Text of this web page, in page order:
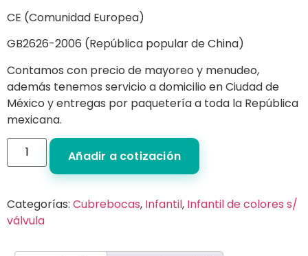
CE (Comunidad Europea)
GB2626-2006 (República popular de China)
Contamos con precio de mayoreo y menudeo,
además tenemos servicio a domicilio en Ciudad de
México y entregas por paquetería a toda la República
mexicana.
Añadir a cotización
Categorías: Cubrebocas, Infantil, Infantil de colores s/
válvula